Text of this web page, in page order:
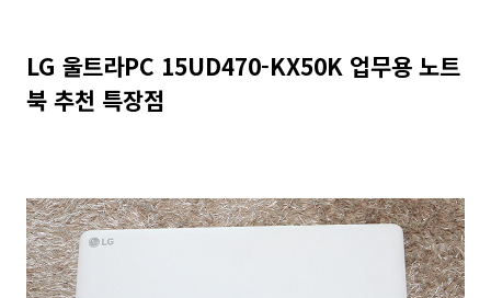
LG 울트라PC 15UD470-KX50K 업무용 노트
북 추천 특장점